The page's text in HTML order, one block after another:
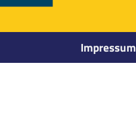
Impressum